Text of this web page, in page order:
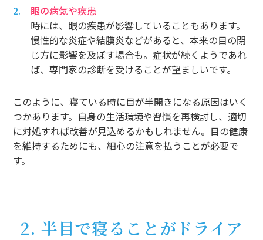
眼の病気や疾患
時には、眼の疾患が影響していることもあります。
慢性的な炎症や結膜炎などがあると、本来の目の閉
じ方に影響を及ぼす場合も。症状が続くようであれ
ば、専門家の診断を受けることが望ましいです。
このように、寝ている時に目が半開きになる原因はいく
つかあります。自身の生活環境や習慣を再検討し、適切
に対処すれば改善が見込めるかもしれません。目の健康
を維持するためにも、細心の注意を払うことが必要で
す。
2. 半目で寝ることがドライア